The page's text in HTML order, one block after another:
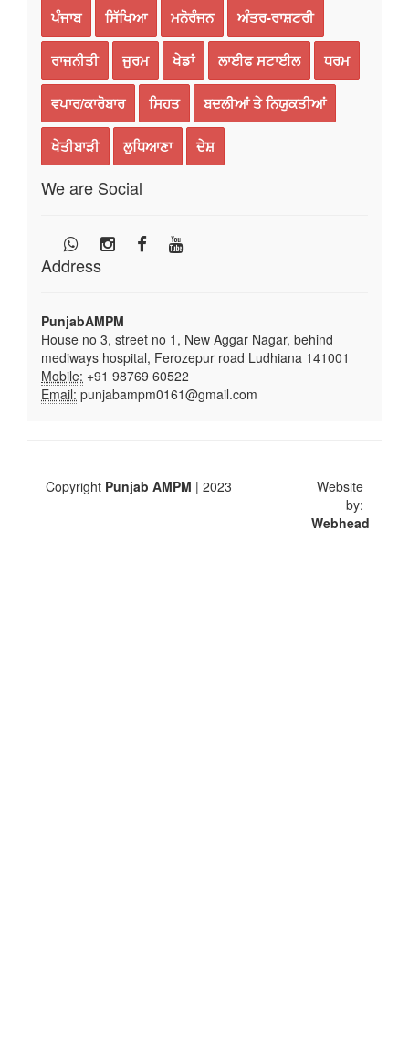
ਪੰਜਾਬ ਸਿੱਖਿਆ ਮਨੋਰੰਜਨ ਅੰਤਰ-ਰਾਸ਼ਟਰੀ
ਰਾਜਨੀਤੀ ਜੁਰਮ ਖੇਡਾਂ ਲਾਈਫ ਸਟਾਈਲ ਧਰਮ
ਵਪਾਰ/ਕਾਰੋਬਾਰ ਸਿਹਤ ਬਦਲੀਆਂ ਤੇ ਨਿਯੁਕਤੀਆਂ
ਖੇਤੀਬਾੜੀ ਲੁਧਿਆਣਾ ਦੇਸ਼
We are Social
Address
PunjabAMPM
House no 3, street no 1, New Aggar Nagar, behind
mediways hospital, Ferozepur road Ludhiana 141001
Mobile: +91 98769 60522
Email: punjabampm0161@gmail.com
Copyright Punjab AMPM | 2023
Website
by:
Webhead